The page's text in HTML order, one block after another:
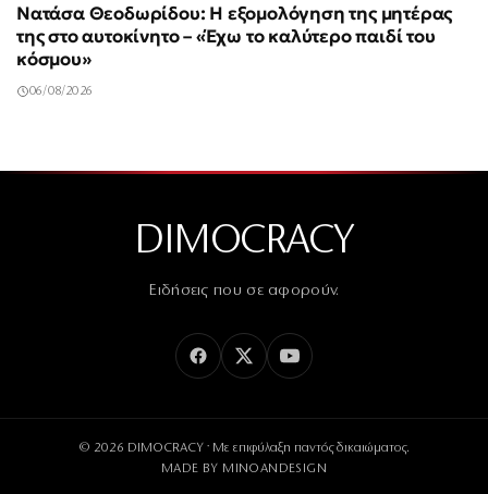
Νατάσα Θεοδωρίδου: Η εξομολόγηση της μητέρας
της στο αυτοκίνητο – «Έχω το καλύτερο παιδί του
κόσμου»
06/08/2026
DIMOCRACY
Ειδήσεις που σε αφορούν.
© 2026 DIMOCRACY · Με επιφύλαξη παντός δικαιώματος.
MADE BY MINOANDESIGN